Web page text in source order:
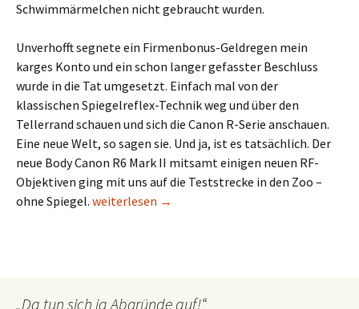
Schwimmärmelchen nicht gebraucht wurden.
Unverhofft segnete ein Firmenbonus-Geldregen mein
karges Konto und ein schon langer gefasster Beschluss
wurde in die Tat umgesetzt. Einfach mal von der
klassischen Spiegelreflex-Technik weg und über den
Tellerrand schauen und sich die Canon R-Serie anschauen.
Eine neue Welt, so sagen sie. Und ja, ist es tatsächlich. Der
neue Body Canon R6 Mark II mitsamt einigen neuen RF-
Objektiven ging mit uns auf die Teststrecke in den Zoo –
ohne Spiegel. Arschlecker im Zoo / Neues Objektiv Canon RF
weiterlesen →
„Da tun sich ja Abgründe auf!“